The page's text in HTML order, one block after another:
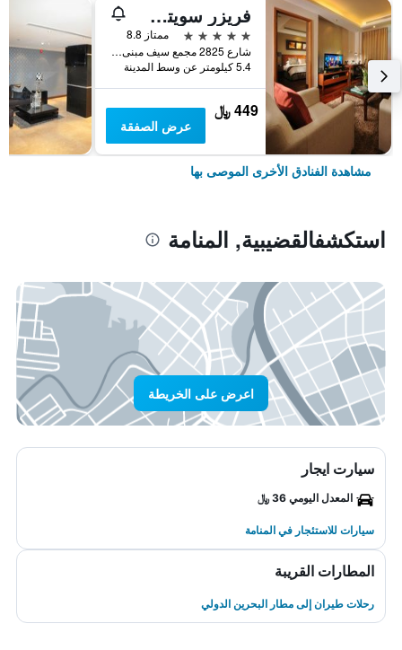
فريزر سويتس سيف البحرين
5 نجوم
ممتاز 8.8
شارع 2825 مجمع سيف مبنى رقم 428, المنامة, البحرين
5.4 كيلومتر عن وسط المدينة
449 ﷼
عرض الصفقة
مشاهدة الفنادق الأخرى الموصى بها
استكشفالقضيبية, المنامة
اعرض على الخريطة
سيارت ايجار
المعدل اليومي 36 ﷼
سيارات للاستئجار في المنامة
المطارات القريبة
رحلات طيران إلى مطار البحرين الدولي